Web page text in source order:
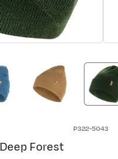
P322-5043
Forest